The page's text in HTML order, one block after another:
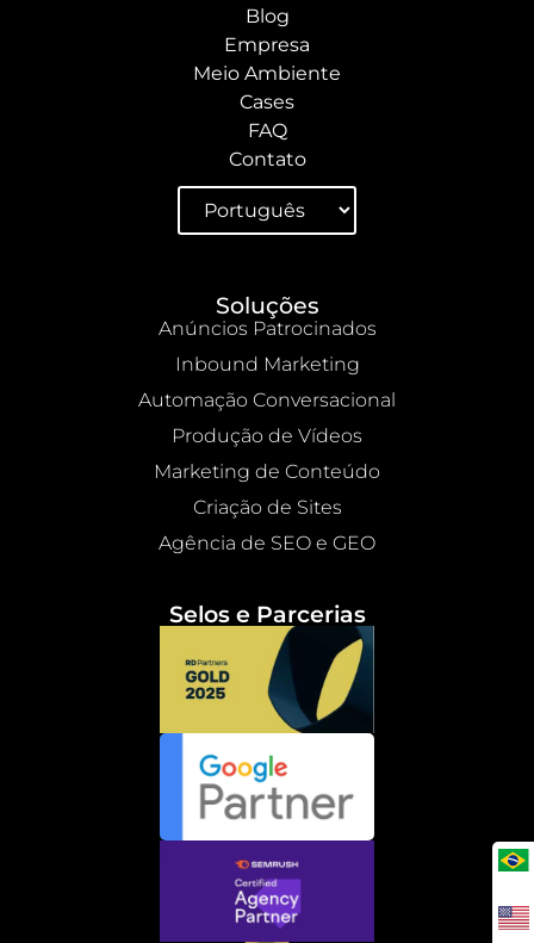
Blog
Empresa
Meio Ambiente
Cases
FAQ
Contato
Soluções
Anúncios Patrocinados
Inbound Marketing
Automação Conversacional
Produção de Vídeos
Marketing de Conteúdo
Criação de Sites
Agência de SEO e GEO
Selos e Parcerias